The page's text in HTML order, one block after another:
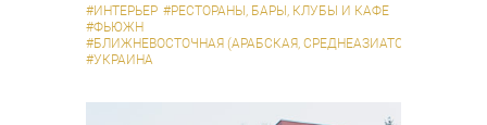
#ИНТЕРЬЕР #РЕСТОРАНЫ, БАРЫ, КЛУБЫ И КАФЕ
#ФЬЮЖН
#БЛИЖНЕВОСТОЧНАЯ (АРАБСКАЯ, СРЕДНЕАЗИАТСКАЯ И ПР.)
#УКРАИНА